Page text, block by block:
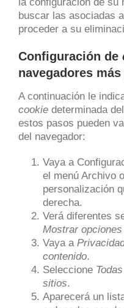
buscar las asociadas
proceder a su
Configuración de
navegadores
A continuación le
cookie determinada
estos pasos pueden
del navegador:
Vaya a
el menú Archivo
personalización
derecha.
Verá diferentes
Mostrar
Vaya a
contenido.
Seleccione
sitios.
Aparecerá un